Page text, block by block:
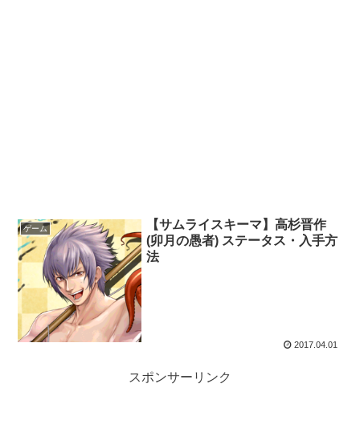
ゲーム
【サムライスキーマ】高杉晋作
(卯月の愚者) ステータス・入手方
法
2017.04.01
スポンサーリンク